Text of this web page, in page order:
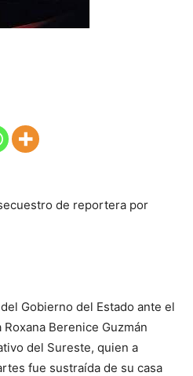
de reportera por
Gobierno del Estado ante el
Berenice Guzmán
del Sureste, quien a
fue sustraída de su casa